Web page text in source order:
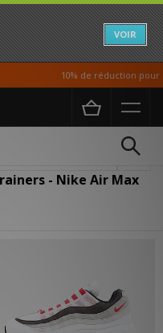
VOIR
10% de réduction pour
- Nike Air Max